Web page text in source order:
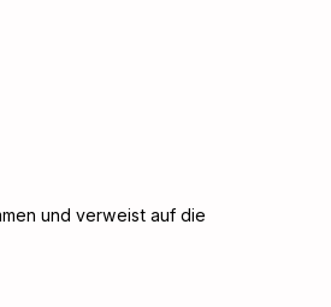
und verweist auf die